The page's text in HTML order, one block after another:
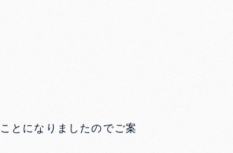
とになりましたのでご案